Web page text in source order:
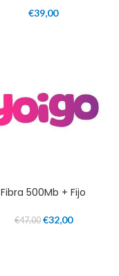
€39,00
Fibra 500Mb + Fijo
€47,00 €32,00